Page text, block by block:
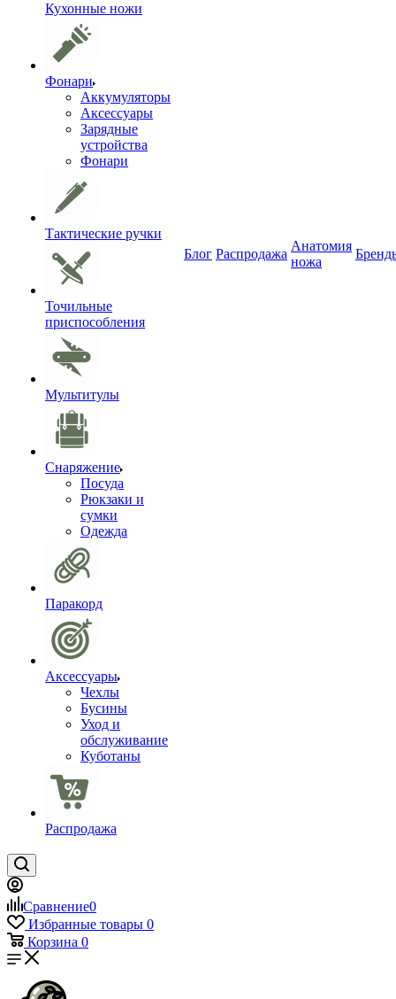
Кухонные ножи
Фонари
Аккумуляторы
Аксессуары
Зарядные
устройства
Фонари
Тактические ручки
Точильные
приспособления
Мультитулы
Снаряжение
Посуда
Рюкзаки и
сумки
Одежда
Паракорд
Аксессуары
Чехлы
Бусины
Уход и
обслуживание
Куботаны
Распродажа
Блог Распродажа
Анатомия
ножа
Сравнение0
Избранные товары 0
Корзина 0